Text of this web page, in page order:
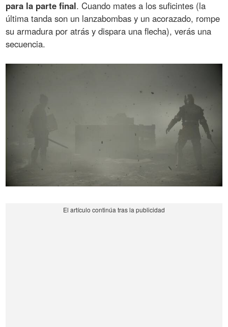
para la parte final. Cuando mates a los suficintes (la
última tanda son un lanzabombas y un acorazado, rompe
su armadura por atrás y dispara una flecha), verás una
secuencia.